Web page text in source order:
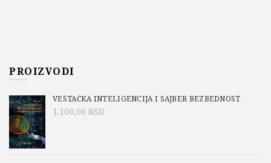
PROIZVODI
VEŠTAČKA INTELIGENCIJA I SAJBER BEZBEDNOST
1.100,00 RSD